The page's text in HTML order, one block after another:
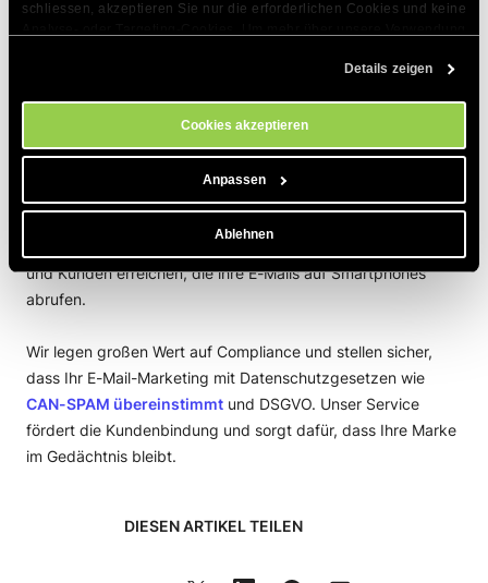
schliessen, akzeptieren Sie nur die erforderlichen Cookies und keine
. Sie können Ihre Cookie-Einstellungen jederzeit im
Details zeigen
Cookies akzeptieren
Anpassen
Ablehnen
Das ist es! Ihre Kampagne ist auf dem Weg zu Ihren
Der E-Mail-Marketing-Service ist skalierbar und ermöglicht
und Kunden erreichen, die ihre E-Mails auf Smartphones
abrufen.
Wir legen großen Wert auf Compliance und stellen sicher,
dass Ihr E-Mail-Marketing mit Datenschutzgesetzen wie
CAN-SPAM übereinstimmt und DSGVO. Unser Service
fördert die Kundenbindung und sorgt dafür, dass Ihre Marke
im Gedächtnis bleibt.
DIESEN ARTIKEL TEILEN